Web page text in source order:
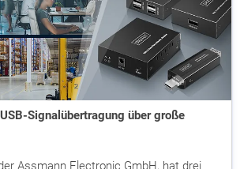
USB-Signalübertragung über große
Assmann Electronic GmbH, hat drei